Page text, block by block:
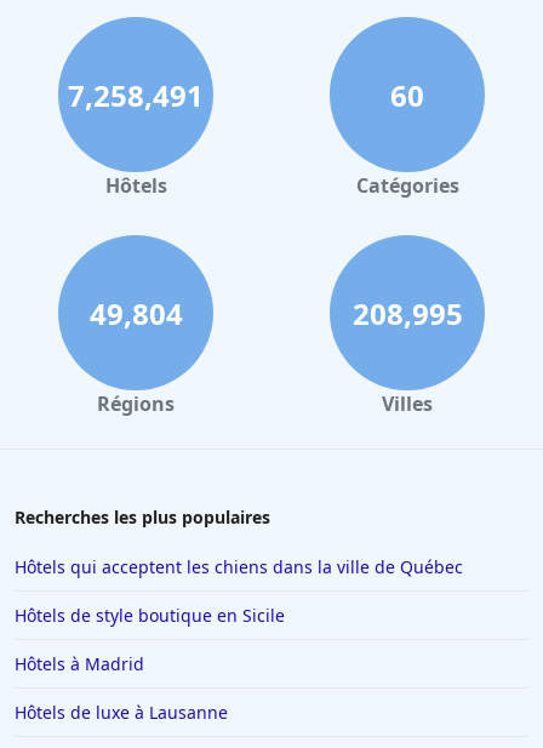
7,258,491
Hôtels
60
Catégories
49,804
Régions
208,995
Villes
Recherches les plus populaires
Hôtels qui acceptent les chiens dans la ville de Québec
Hôtels de style boutique en Sicile
Hôtels à Madrid
Hôtels de luxe à Lausanne